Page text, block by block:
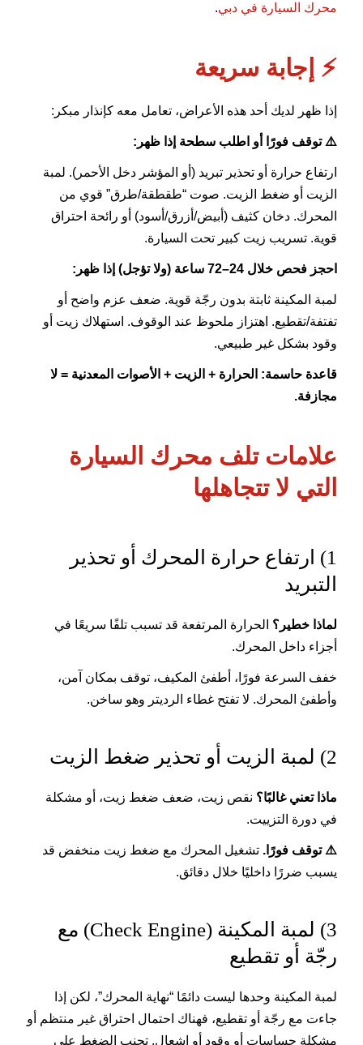
محرك السيارة في دبي.
⚡ إجابة سريعة
إذا ظهر لديك أحد هذه الأعراض، تعامل معه كإنذار مبكر:
⚠️ توقف فورًا أو اطلب سطحة إذا ظهر:
ارتفاع حرارة أو تحذير تبريد (أو المؤشر دخل الأحمر). لمبة
الزيت أو ضغط الزيت. صوت “طقطقة/طرق” قوي من
المحرك. دخان كثيف (أبيض/أزرق/أسود) أو رائحة احتراق
قوية. تسريب زيت كبير تحت السيارة.
احجز فحص خلال 24–72 ساعة (ولا تؤجل) إذا ظهر:
لمبة المكينة ثابتة بدون رجّة قوية. ضعف عزم واضح أو
تفتفة/تقطيع. اهتزاز ملحوظ عند الوقوف. استهلاك زيت أو
وقود بشكل غير طبيعي.
قاعدة حاسمة: الحرارة + الزيت + الأصوات المعدنية = لا
مجازفة.
علامات تلف محرك السيارة
التي لا تتجاهلها
1) ارتفاع حرارة المحرك أو تحذير
التبريد
لماذا خطير؟ الحرارة المرتفعة قد تسبب تلفًا سريعًا في
أجزاء داخل المحرك.
خفف السرعة فورًا، أطفئ المكيف، توقف بمكان آمن،
وأطفئ المحرك. لا تفتح غطاء الرديتر وهو ساخن.
2) لمبة الزيت أو تحذير ضغط الزيت
ماذا تعني غالبًا؟ نقص زيت، ضعف ضغط زيت، أو مشكلة
في دورة التزييت.
⚠️ توقف فورًا. تشغيل المحرك مع ضغط زيت منخفض قد
يسبب ضررًا داخليًا خلال دقائق.
3) لمبة المكينة (Check Engine) مع
رجّة أو تقطيع
لمبة المكينة وحدها ليست دائمًا “نهاية المحرك”، لكن إذا
جاءت مع رجّة أو تقطيع، فهناك احتمال احتراق غير منتظم أو
مشكلة حساسات أو وقود أو إشعال. تجنب الضغط على